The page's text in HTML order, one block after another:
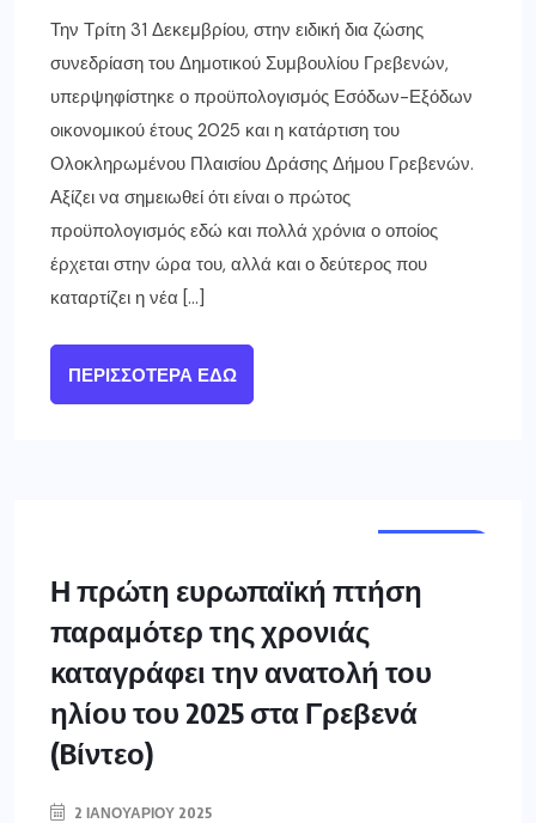
Την Τρίτη 31 Δεκεμβρίου, στην ειδική δια ζώσης
συνεδρίαση του Δημοτικού Συμβουλίου Γρεβενών,
υπερψηφίστηκε ο προϋπολογισμός Εσόδων-Εξόδων
οικονομικού έτους 2025 και η κατάρτιση του
Ολοκληρωμένου Πλαισίου Δράσης Δήμου Γρεβενών.
Αξίζει να σημειωθεί ότι είναι ο πρώτος
προϋπολογισμός εδώ και πολλά χρόνια ο οποίος
έρχεται στην ώρα του, αλλά και ο δεύτερος που
καταρτίζει η νέα […]
ΠΕΡΙΣΣΌΤΕΡΑ ΕΔΏ
Η πρώτη ευρωπαϊκή πτήση
παραμότερ της χρονιάς
καταγράφει την ανατολή του
ηλίου του 2025 στα Γρεβενά
(Bίντεο)
2 ΙΑΝΟΥΑΡΊΟΥ 2025